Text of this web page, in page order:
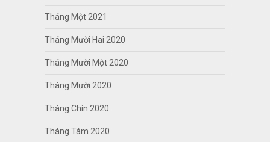
Tháng Một 2021
Tháng Mười Hai 2020
Tháng Mười Một 2020
Tháng Mười 2020
Tháng Chín 2020
Tháng Tám 2020